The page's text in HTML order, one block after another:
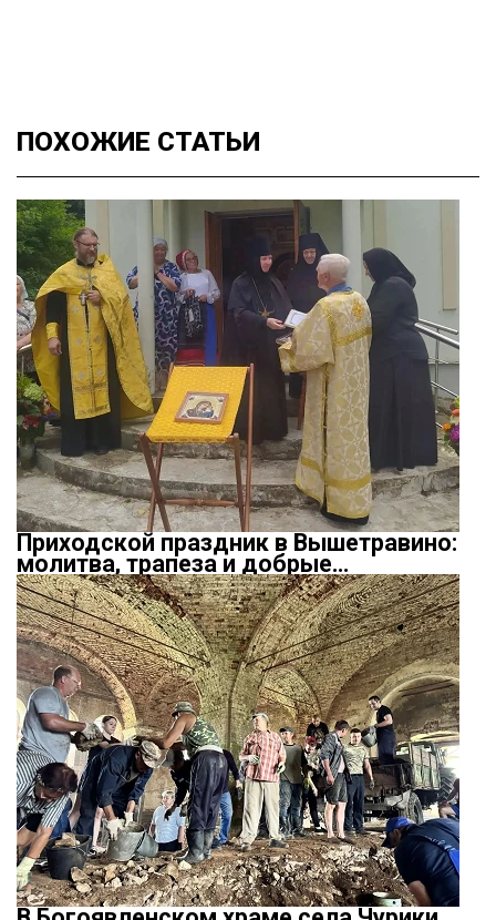
ПОХОЖИЕ СТАТЬИ
Приходской праздник в Вышетравино:
молитва, трапеза и добрые…